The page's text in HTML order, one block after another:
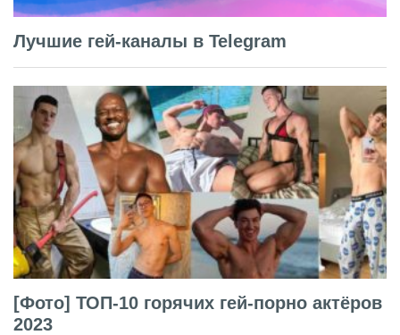
Лучшие гей-каналы в Telegram
[Фото] ТОП-10 горячих гей-порно актёров
2023